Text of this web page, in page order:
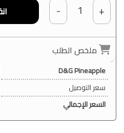
+
1
-
ملخص الطلب
D&G Pineapple
سعر التوصيل
السعر الإجمالي